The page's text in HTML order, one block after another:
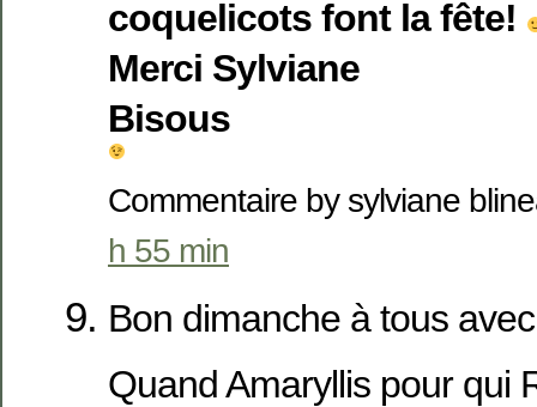
coquelicots font la fête!
Merci Sylviane
Bisous
Commentaire by sylviane
h 55 min
Bon dimanche à tous
Quand Amaryllis pour qui